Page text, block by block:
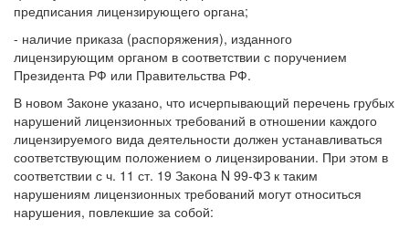
предписания лицензирующего органа;
- наличие приказа (распоряжения), изданного
лицензирующим органом в соответствии с поручением
Президента РФ или Правительства РФ.
В новом Законе указано, что исчерпывающий перечень грубых
нарушений лицензионных требований в отношении каждого
лицензируемого вида деятельности должен устанавливаться
соответствующим положением о лицензировании. При этом в
соответствии с ч. 11 ст. 19 Закона N 99-ФЗ к таким
нарушениям лицензионных требований могут относиться
нарушения, повлекшие за собой: